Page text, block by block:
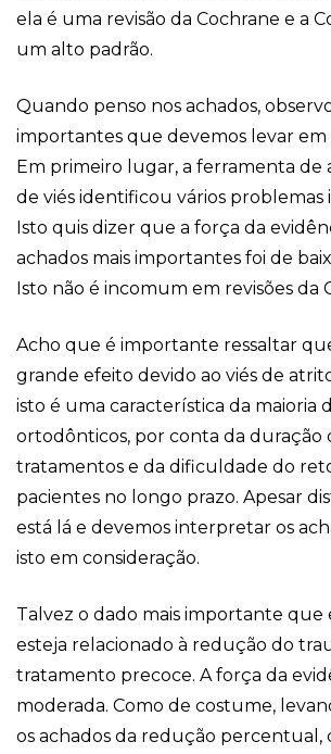
ela é uma revisão da Cochrane e a
um alto padrão.
Quando penso nos achados,
importantes que devemos levar em
Em primeiro lugar, a ferramenta de
de viés identificou vários problemas
Isto quis dizer que a força da
achados mais importantes foi de
Isto não é incomum em revisões da
Acho que é importante ressaltar
grande efeito devido ao viés de
isto é uma característica da maioria
ortodônticos, por conta da duração
tratamentos e da dificuldade do
pacientes no longo prazo. Apesar
está lá e devemos interpretar os
isto em consideração.
Talvez o dado mais importante que
esteja relacionado à redução do
tratamento precoce. A força da
moderada. Como de costume,
os achados da redução percentual,